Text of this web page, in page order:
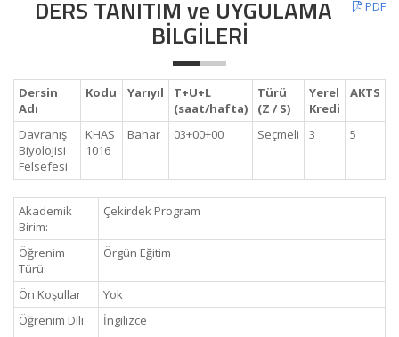
PDF
DERS TANITIM ve UYGULAMA
BİLGİLERİ
Dersin
Adı
Kodu Yarıyıl
T+U+L
(saat/hafta)
Türü
(Z / S)
Yerel
Kredi
AKTS
Davranış
Biyolojisi
Felsefesi
KHAS
1016
Bahar 03+00+00 Seçmeli 3 5
Akademik
Birim:
Çekirdek Program
Öğrenim
Türü:
Örgün Eğitim
Ön Koşullar
Yok
Öğrenim Dili:
İngilizce